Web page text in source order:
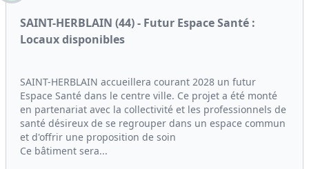
SAINT-HERBLAIN (44) - Futur Espace Santé :
Locaux disponibles
SAINT-HERBLAIN accueillera courant 2028 un futur
Espace Santé dans le centre ville. Ce projet a été monté
en partenariat avec la collectivité et les professionnels de
santé désireux de se regrouper dans un espace commun
et d'offrir une proposition de soin
Ce bâtiment sera...